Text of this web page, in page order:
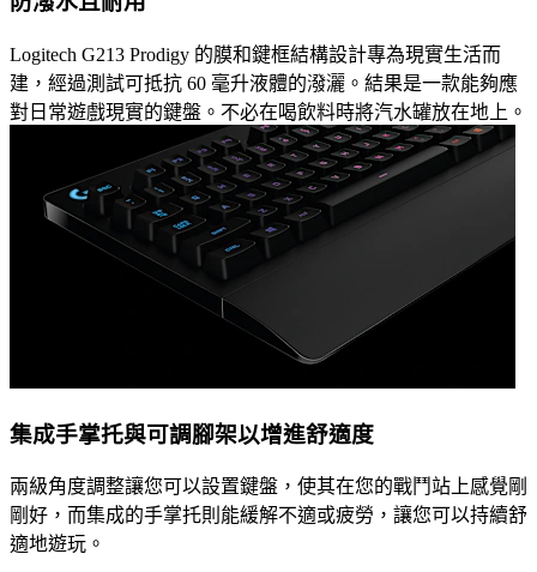
Logitech G213 Prodigy 的膜和鍵框結構設計專為現實生活而
建，經過測試可抵抗 60 毫升液體的潑灑。結果是一款能夠應
對日常遊戲現實的鍵盤。不必在喝飲料時將汽水罐放在地上。
集成手掌托與可調腳架以增進舒適度
兩級角度調整讓您可以設置鍵盤，使其在您的戰鬥站上感覺剛
剛好，而集成的手掌托則能緩解不適或疲勞，讓您可以持續舒
適地遊玩。